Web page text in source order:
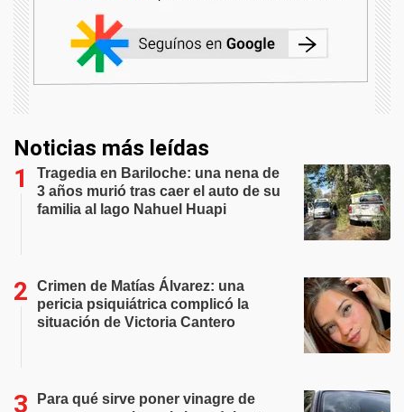
Noticias más leídas
Tragedia en Bariloche: una nena de
3 años murió tras caer el auto de su
familia al lago Nahuel Huapi
Crimen de Matías Álvarez: una
pericia psiquiátrica complicó la
situación de Victoria Cantero
Para qué sirve poner vinagre de